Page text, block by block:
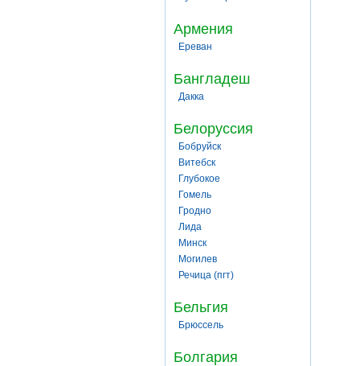
Армения
Ереван
Бангладеш
Дакка
Белоруссия
Бобруйск
Витебск
Глубокое
Гомель
Гродно
Лида
Минск
Могилев
Речица (пгт)
Бельгия
Брюссель
Болгария